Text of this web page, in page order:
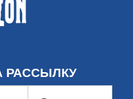
РАССЫЛКУ